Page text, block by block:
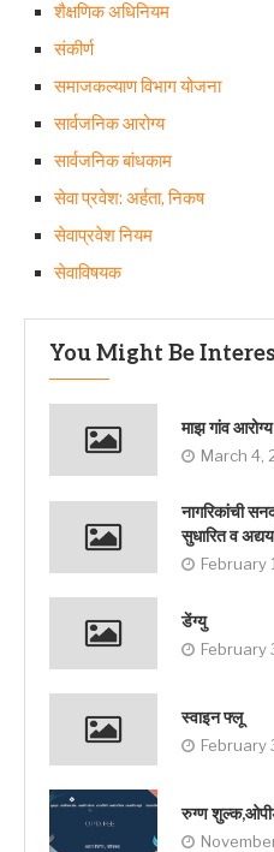
शैक्षणिक अधिनियम
संकीर्ण
समाजकल्याण विभाग योजना
सार्वजनिक आरोग्य
सार्वजनिक बांधकाम
सेवा प्रवेश: अर्हता, निकष
सेवाप्रवेश नियम
सेवाविषयक
You Might Be
माझ गांव
March 4,
नागरिकांची
सुधारित व
February
डेंग्यु
February
स्वाइन फ्लू
February
रुग्ण